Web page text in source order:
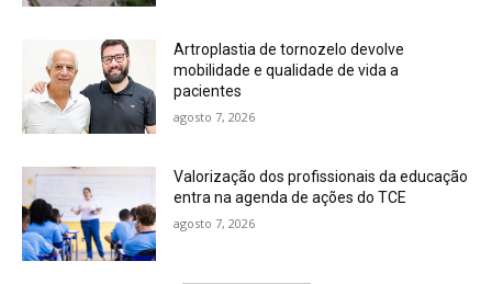
Artroplastia de tornozelo devolve
mobilidade e qualidade de vida a
pacientes
agosto 7, 2026
Valorização dos profissionais da educação
entra na agenda de ações do TCE
agosto 7, 2026